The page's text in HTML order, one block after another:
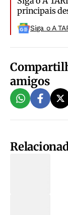
principais
Siga o A
amigos